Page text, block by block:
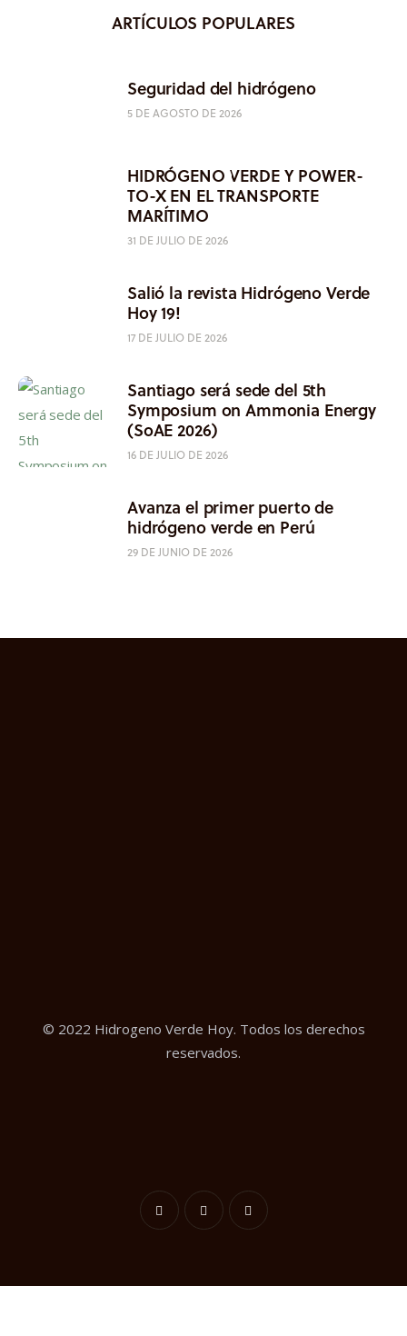
ARTÍCULOS POPULARES
Seguridad del hidrógeno
5 DE AGOSTO DE 2026
HIDRÓGENO VERDE Y POWER-
TO-X EN EL TRANSPORTE
MARÍTIMO
31 DE JULIO DE 2026
Salió la revista Hidrógeno Verde
Hoy 19!
17 DE JULIO DE 2026
Santiago será sede del 5th
Symposium on Ammonia Energy
(SoAE 2026)
16 DE JULIO DE 2026
Avanza el primer puerto de
hidrógeno verde en Perú
29 DE JUNIO DE 2026
© 2022 Hidrogeno Verde Hoy. Todos los derechos
reservados.